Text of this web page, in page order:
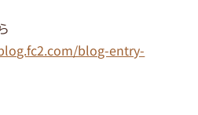
blog-entry-